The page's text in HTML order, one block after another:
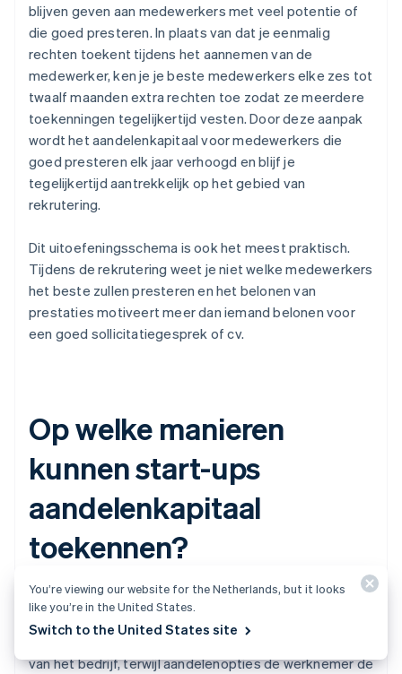
blijven geven aan medewerkers met veel potentie of
die goed presteren. In plaats van dat je eenmalig
rechten toekent tijdens het aannemen van de
medewerker, ken je je beste medewerkers elke zes tot
twaalf maanden extra rechten toe zodat ze meerdere
toekenningen tegelijkertijd vesten. Door deze aanpak
wordt het aandelenkapitaal voor medewerkers die
goed presteren elk jaar verhoogd en blijf je
tegelijkertijd aantrekkelijk op het gebied van
rekrutering.
Dit uitoefeningsschema is ook het meest praktisch.
Tijdens de rekrutering weet je niet welke medewerkers
het beste zullen presteren en het belonen van
prestaties motiveert meer dan iemand belonen voor
een goed sollicitatiegesprek of cv.
Op welke manieren
kunnen start-ups
aandelenkapitaal
toekennen?
Er zijn twee manieren waarop een jong bedrijf
aandelenopties. Aandelen zijn direct eigenaarschap
van het bedrijf, terwijl aandelenopties de werknemer de
You’re viewing our website for the Netherlands, but it looks
like you’re in the United States.
Switch to the United States site